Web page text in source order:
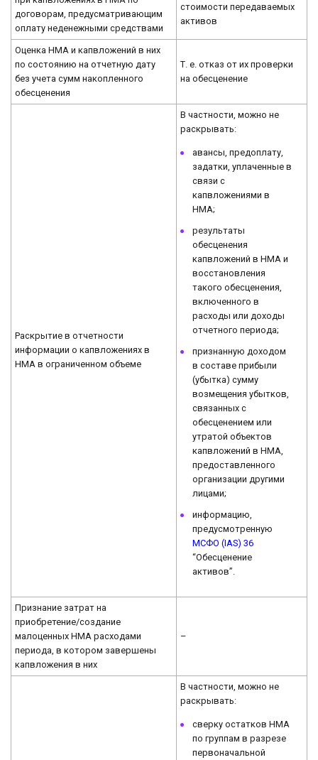
договорам, предусматривающим
оплату неденежными средствами
стоимости передаваемых
активов
Оценка НМА и капвложений в них
по состоянию на отчетную дату
без учета сумм накопленного
обесценения
Т. е. отказ от их проверки
на обесценение
Раскрытие в отчетности
информации о капвложениях в
НМА в ограниченном объеме
В частности, можно не
раскрывать:
авансы, предоплату,
задатки, уплаченные в
связи с
капвложениями в
НМА;
результаты
обесценения
капвложений в НМА и
восстановления
такого обесценения,
включенного в
расходы или доходы
отчетного периода;
признанную доходом
в составе прибыли
(убытка) сумму
возмещения убытков,
связанных с
обесценением или
утратой объектов
капвложений в НМА,
предоставленного
организации другими
лицами;
информацию,
предусмотренную
МСФО (IAS) 36
“Обесценение
активов”.
Признание затрат на
приобретение/создание
малоценных НМА расходами
периода, в котором завершены
капвложения в них
–
В частности, можно не
раскрывать:
сверку остатков НМА
по группам в разрезе
первоначальной